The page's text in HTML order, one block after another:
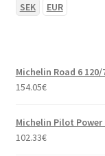
SEK EUR
Michelin Road 6
154.05€
Michelin Pilot Power
102.33€